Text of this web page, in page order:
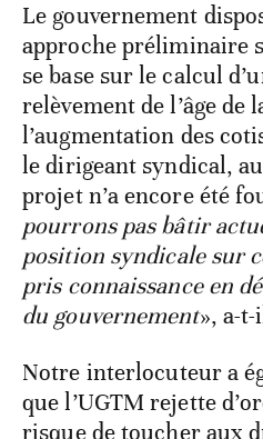
Le gouvernement
approche préliminaire
se base sur le calcul
relèvement de l’âge de
l’augmentation des
le dirigeant syndical,
projet n’a encore été
pourrons pas bâtir
position syndicale sur
pris connaissance en
du gouvernement», a-
Notre interlocuteur a
que l’UGTM rejette
risque de toucher aux